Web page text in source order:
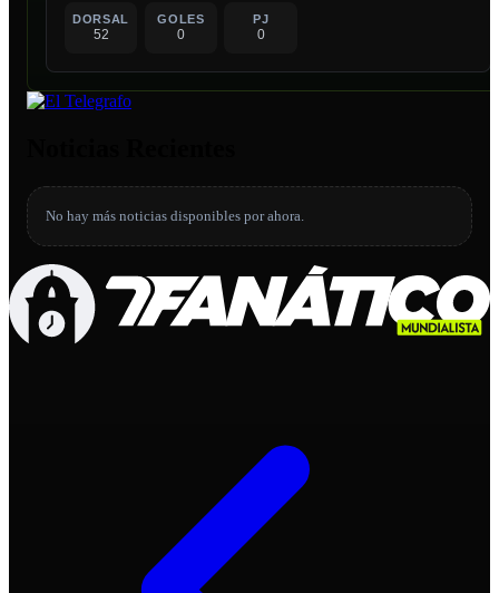
DORSAL
52
GOLES
0
PJ
0
No hay más noticias disponibles por ahora.